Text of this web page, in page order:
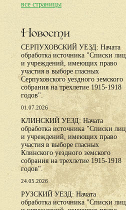
все страницы
Новости
СЕРПУХОВСКИЙ УЕЗД: Начата
обработка источника "Списки лиц
и учреждений, имеющих право
участия в выборе гласных
Серпуховского уездного земского
собрания на трехлетие 1915-1918
годов".
01.07.2026
КЛИНСКИЙ УЕЗД: Начата
обработка источника "Списки лиц
и учреждений, имеющих право
участия в выборе гласных
Клинского уездного земского
собрания на трехлетие 1915-1918
годов".
24.05.2026
РУЗСКИЙ УЕЗД: Начата
обработка источника "Списки лиц